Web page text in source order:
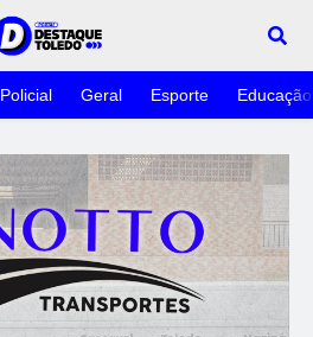
Policial Geral Esporte Educação